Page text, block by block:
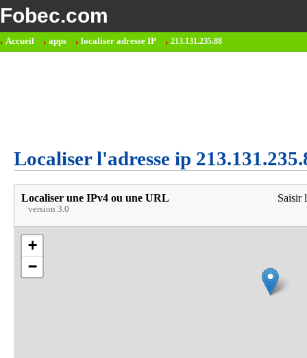
Fobec.com
Accueil apps localiser adresse IP 213.131.235.88
Localiser l'adresse ip
Localiser une IPv4 ou une URL
version 3.0
Saisir
+
−